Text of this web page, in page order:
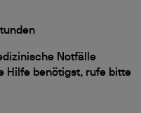
Notfälle
Hilfe benötigst, rufe bitte